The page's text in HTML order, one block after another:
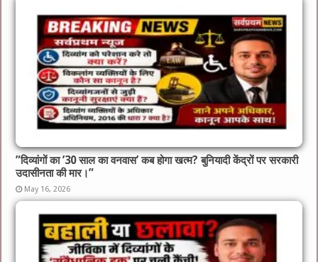
​”दिव्यांगों का ’30 साल का वनवास’ कब होगा खत्म? बुनियादी केंद्रों पर सरकारी
उदासीनता की मार।”
May 16, 2026